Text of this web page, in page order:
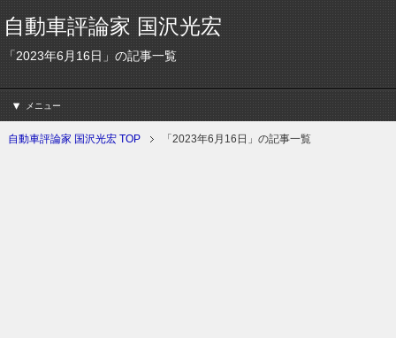
自動車評論家 国沢光宏
「2023年6月16日」の記事一覧
メニュー
自動車評論家 国沢光宏 TOP 「2023年6月16日」の記事一覧